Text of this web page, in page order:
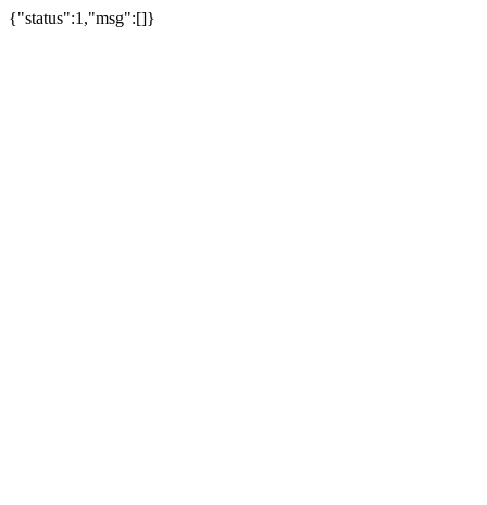
{"status":1,"msg":[]}